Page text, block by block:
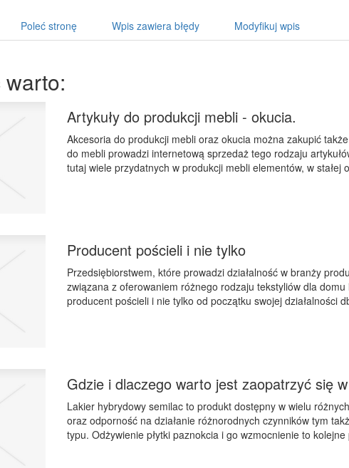
Poleć stronę Wpis zawiera błędy Modyfikuj wpis
Artykuły do produkcji mebli - okucia.
Akcesoria do produkcji mebli oraz okucia można zakupić
do mebli prowadzi internetową sprzedaż tego rodzaju
tutaj wiele przydatnych w produkcji mebli elementów, w stałej
Producent pościeli i nie tylko
Przedsiębiorstwem, które prowadzi działalność w branży
związana z oferowaniem różnego rodzaju tekstyliów dla
producent pościeli i nie tylko od początku swojej działalności
Gdzie i dlaczego warto jest zaopatrzyć się
Lakier hybrydowy semilac to produkt dostępny w wielu
oraz odporność na działanie różnorodnych czynników tym
typu. Odżywienie płytki paznokcia i go wzmocnienie to